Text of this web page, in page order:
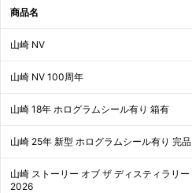
商品名
山崎 NV
山崎 NV 100周年
山崎 18年 ホログラムシール有り 箱有
山崎 25年 新型 ホログラムシール有り 完品
山崎 ストーリー オブ ザ ディスティラリー
2026